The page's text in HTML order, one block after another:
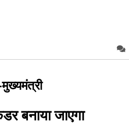
बनाया जाएगा